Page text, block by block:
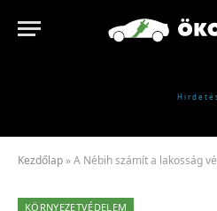
Kezdőlap »A Nébih számít a lakosság
KÖRNYEZETVÉDELEM